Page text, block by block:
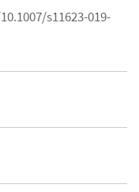
s11623-019-